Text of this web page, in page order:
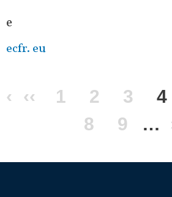
e
ecfr. eu
Перша
‹
Попередня
сторінка
‹‹ Сторінка
1 Сторінка
2 3 4
Сторінка
8 9 …